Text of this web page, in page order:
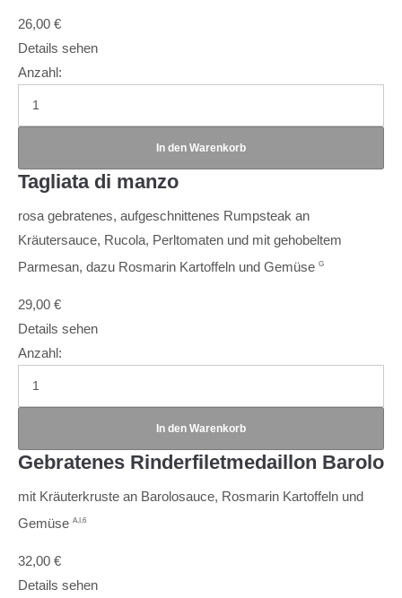
26,00 €
Details sehen
Anzahl:
Tagliata di manzo
rosa gebratenes, aufgeschnittenes Rumpsteak an
Kräutersauce, Rucola, Perltomaten und mit gehobeltem
Parmesan, dazu Rosmarin Kartoffeln und Gemüse G
29,00 €
Details sehen
Anzahl:
Gebratenes Rinderfiletmedaillon Barolo
mit Kräuterkruste an Barolosauce, Rosmarin Kartoffeln und
Gemüse A,I,6
32,00 €
Details sehen